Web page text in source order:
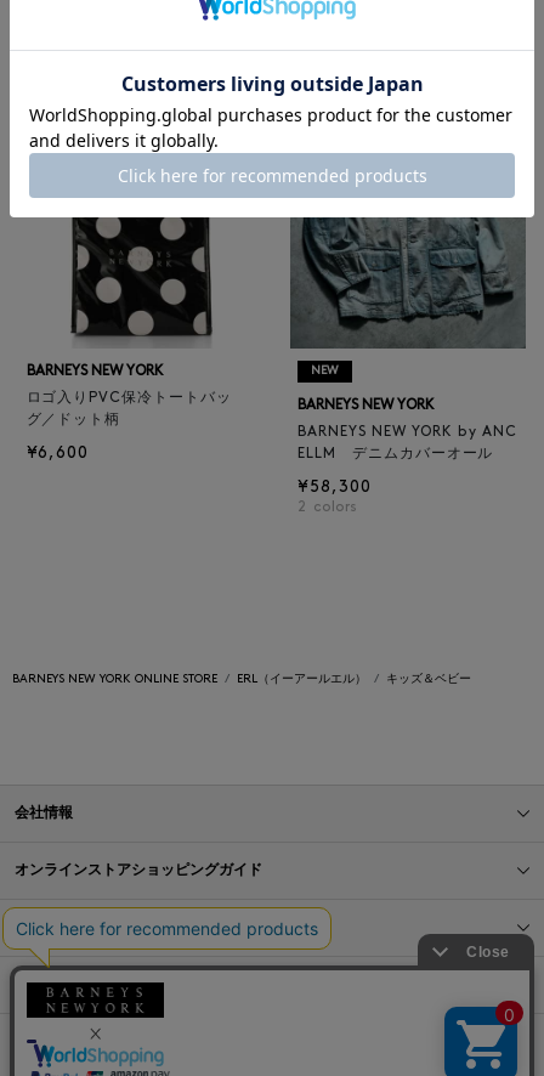
BARNEYS NEW YORK by ANC
¥47,300
BARNEYS NEW YORK
ロゴ入りPVC保冷トートバッ
グ／ドット柄
¥6,600
NEW
BARNEYS NEW YORK
BARNEYS NEW YORK by ANC
ELLM デニムカバーオール
¥58,300
2 colors
BARNEYS NEW YORK ONLINE STORE ERL（イーアールエル） キッズ＆ベビー
会社情報
オンラインストアショッピングガイド
店舗情報
サービス